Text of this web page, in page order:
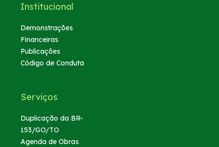
Institucional
Demonstrações
Financeiras
Publicações
Código de Conduta
Serviços
Duplicação da BR-
153/GO/TO
Agenda de Obras